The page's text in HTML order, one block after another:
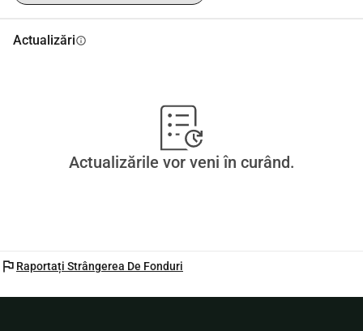
Actualizăriinfo
Actualizările vor veni în curând.
flag Raportați Strângerea De Fonduri